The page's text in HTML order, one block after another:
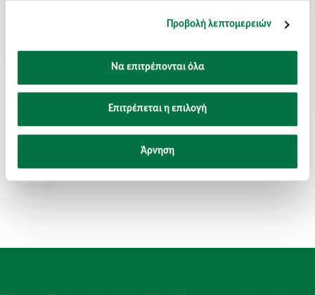
Προβολή λεπτομερειών
Να επιτρέπονται όλα
Επιτρέπεται η επιλογή
Άρνηση
avirvidaki@axon-group.eu
(+30) 210 8223960 - ext.207